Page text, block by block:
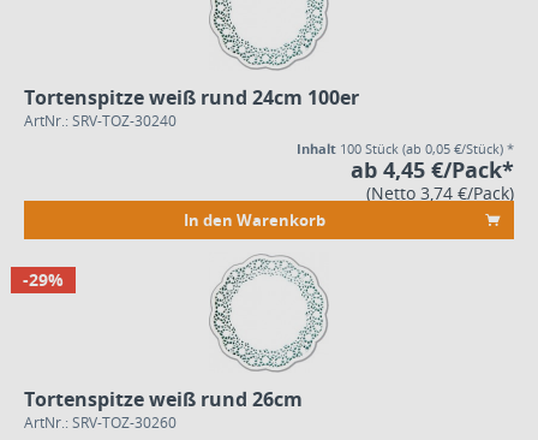
Tortenspitze weiß rund 24cm 100er
ArtNr.: SRV-TOZ-30240
Inhalt 100 Stück (ab 0,05 €/Stück) *
ab 4,45 €/Pack*
(Netto 3,74 €/Pack)
In den Warenkorb
-29%
Tortenspitze weiß rund 26cm
ArtNr.: SRV-TOZ-30260